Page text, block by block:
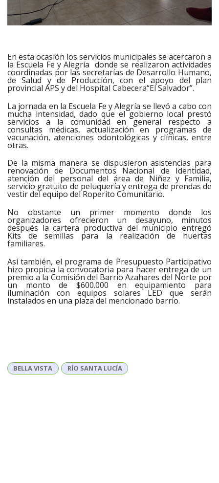
En esta ocasión los servicios municipales se acercaron a
la Escuela Fe y Alegría donde se realizaron actividades
coordinadas por las secretarías de Desarrollo Humano,
de Salud y de Producción, con el apoyo del plan
provincial APS y del Hospital Cabecera“El Salvador”.
La jornada en la Escuela Fe y Alegría se llevó a cabo con
mucha intensidad, dado que el gobierno local prestó
servicios a la comunidad en general respecto a
consultas médicas, actualización en programas de
vacunación, atenciones odontológicas y clínicas, entre
otras.
De la misma manera se dispusieron asistencias para
renovación de Documentos Nacional de Identidad,
atención del personal del área de Niñez y Familia,
servicio gratuito de peluquería y entrega de prendas de
vestir del equipo del Roperito Comunitario.
No obstante un primer momento donde los
organizadores ofrecieron un desayuno, minutos
después la cartera productiva del municipio entregó
Kits de semillas para la realización de huertas
familiares.
Así también, el programa de Presupuesto Participativo
hizo propicia la convocatoria para hacer entrega de un
premio a la Comisión del Barrio Azahares del Norte por
un monto de $600.000 en equipamiento para
iluminación con equipos solares LED que serán
instalados en una plaza del mencionado barrio.
BELLA VISTA RÍO SANTA LUCÍA